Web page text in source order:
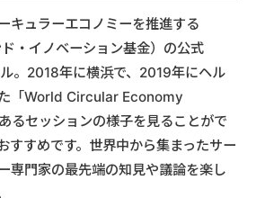
キュラーエコノミーを推進する
・イノベーション基金）の公式
。2018年に横浜で、2019年にヘル
「World Circular Economy
るセッションの様子を見ることがで
すすめです。世界中から集まったサー
専門家の最先端の知見や議論を楽し